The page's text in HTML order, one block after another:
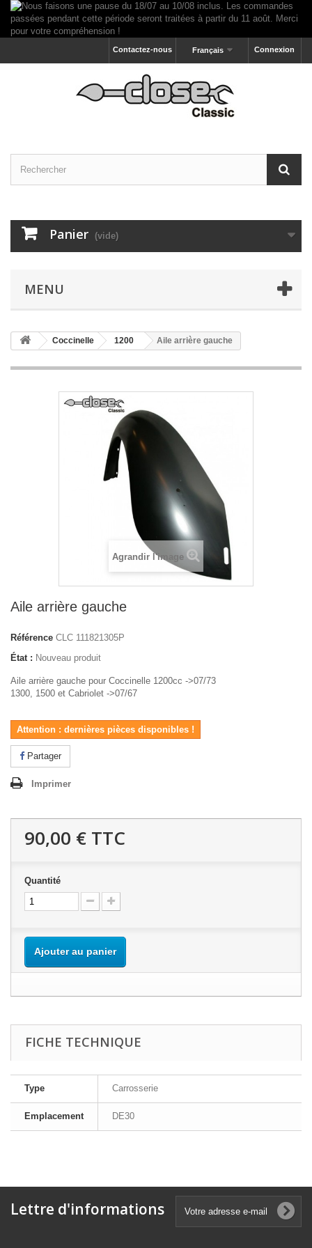
Connexion
Français
Contactez-nous
Panier (vide)
MENU
Coccinelle 1200 Aile arrière gauche
Agrandir l'image
Aile arrière gauche
Référence CLC 111821305P
État : Nouveau produit
Aile arrière gauche pour Coccinelle 1200cc ->07/73
1300, 1500 et Cabriolet ->07/67
Attention : dernières pièces disponibles !
Partager
Imprimer
90,00 € TTC
Quantité
Ajouter au panier
FICHE TECHNIQUE
Type Carrosserie
Emplacement DE30
Lettre d'informations